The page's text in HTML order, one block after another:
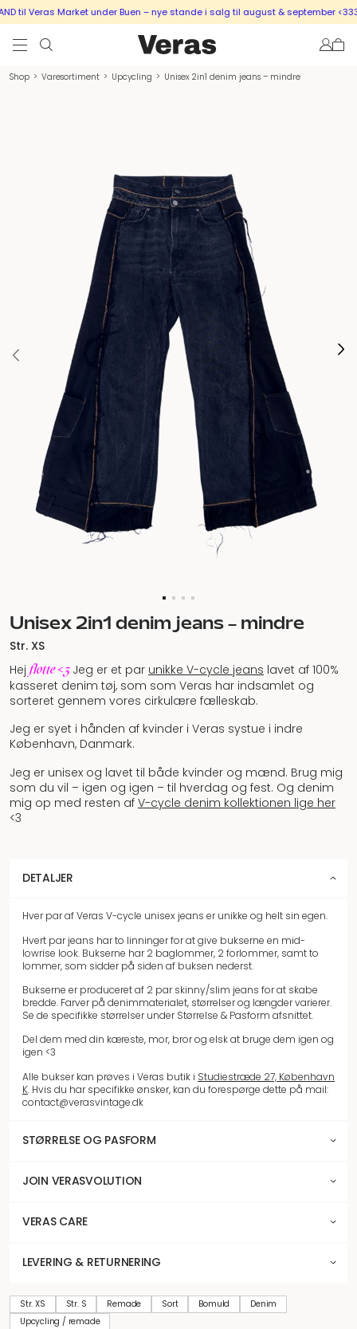
til Veras Market under Buen – nye stande i salg til august & september <333
Shop > Varesortiment > Upcycling > Unisex 2in1 denim jeans – mindre
Unisex 2in1 denim jeans – mindre
Str. XS
Hej flotte <3 Jeg er et par unikke V-cycle jeans lavet af 100%
kasseret denim tøj, som som Veras har indsamlet og
sorteret gennem vores cirkulære fælleskab.
Jeg er syet i hånden af kvinder i Veras systue i indre
København, Danmark.
Jeg er unisex og lavet til både kvinder og mænd. Brug mig
som du vil – igen og igen – til hverdag og fest. Og denim
mig op med resten af V-cycle denim kollektionen lige her
<3
DETALJER
Hver par af Veras V-cycle unisex jeans er unikke og helt sin egen.
Hvert par jeans har to linninger for at give bukserne en mid-
lowrise look. Bukserne har 2 baglommer, 2 forlommer, samt to
lommer, som sidder på siden af buksen nederst.
Bukserne er produceret af 2 par skinny/slim jeans for at skabe
bredde. Farver på denimmaterialet, størrelser og længder varierer.
Se de specifikke størrelser under Størrelse & Pasform afsnittet.
Del dem med din kæreste, mor, bror og elsk at bruge dem igen og
igen <3
Alle bukser kan prøves i Veras butik i Studiestræde 27, København
K. Hvis du har specifikke ønsker, kan du forespørge dette på mail:
contact@verasvintage.dk
STØRRELSE OG PASFORM
JOIN VERASVOLUTION
VERAS CARE
LEVERING & RETURNERING
Str. XS Str. S Remade Sort Bomuld
Denim
Upcycling / remade